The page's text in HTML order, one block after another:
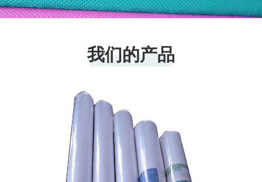
我们的产品